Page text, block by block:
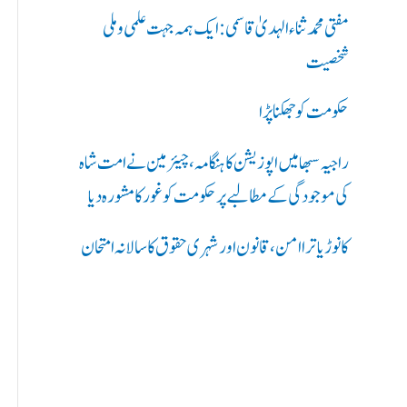
ر
ی
ں
:
مفتی محمد ثناء الہدیٰ قاسمی: ایک ہمہ جہت علمی و ملی
شخصیت
حکومت کو جھکنا پڑا
راجیہ سبھا میں اپوزیشن کا ہنگامہ، چیئرمین نے امت شاہ
کی موجودگی کے مطالبے پر حکومت کو غور کا مشورہ دیا
کانوڑ یاترا امن،قانون اور شہری حقوق کا سالانہ امتحان